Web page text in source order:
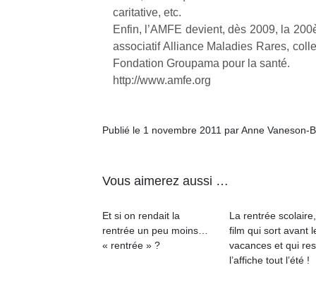
caritative, etc.
Enfin, l’AMFE devient, dès 2009, la
associatif Alliance Maladies Rares,
Fondation Groupama pour la santé.
http://www.amfe.org
Publié le 1 novembre 2011 par Anne Vaneson-
Vous aimerez aussi …
Et si on rendait la
rentrée un peu moins…
« rentrée » ?
La rentrée
film qui sort avant
vacances et qui
l’affiche tout l’été !
physique
ou
apprentissage…